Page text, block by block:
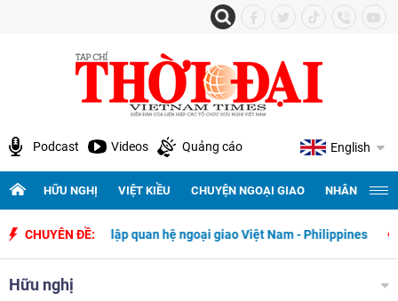
Podcast Videos Quảng cáo English
HỮU NGHỊ VIỆT KIỀU CHUYỆN NGOẠI GIAO NHÂN
CHUYÊN ĐỀ:
thiết lập quan hệ ngoại giao Việt Nam - Philippines 500 ngày
Hữu nghị